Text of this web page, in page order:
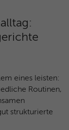
eines leisten:
Routinen,
strukturierte